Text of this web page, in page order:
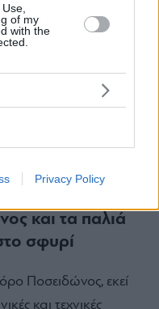
of my
with the
Privacy Policy
τον ΑΡΧΕΛΩΝ σαν
τετραγωνικά,
και στο αν
το μετατρέψει σε
και τα παλιά
σφυρί
Ποσειδώνος, εκεί
και τεχνικές